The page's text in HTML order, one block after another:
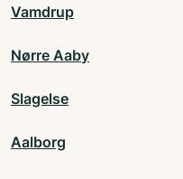
Vamdrup
Nørre Aaby
Slagelse
Aalborg